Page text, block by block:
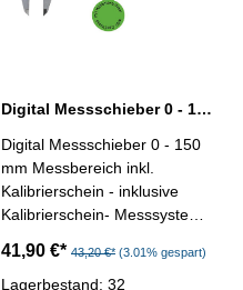
Digital Messschieber 0 - 150 mm inkl. Kalibrierschein 3V DIN 862
Digital Messschieber 0 - 150
mm Messbereich inkl.
Kalibrierschein - inklusive
Kalibrierschein- Messsystem
Metallgehäuse (robust) -
Maßstab mit Glasschiene für
41,90 €* 43,20 €* (3.01% gespart)
Lagerbestand: 32